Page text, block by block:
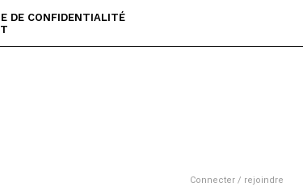
DE CONFIDENTIALITÉ
Connecter / rejoindre